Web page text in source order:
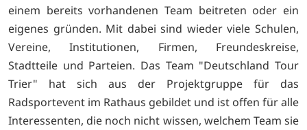
einem bereits vorhandenen Team beitreten oder ein
eigenes gründen. Mit dabei sind wieder viele Schulen,
Vereine, Institutionen, Firmen, Freundeskreise,
Stadtteile und Parteien. Das Team "Deutschland Tour
Trier" hat sich aus der Projektgruppe für das
Radsportevent im Rathaus gebildet und ist offen für alle
Interessenten, die noch nicht wissen, welchem Team sie